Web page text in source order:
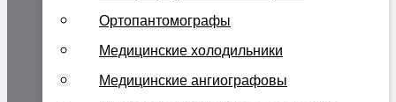
Ортопантомографы
Медицинские холодильники
Медицинские ангиографовы